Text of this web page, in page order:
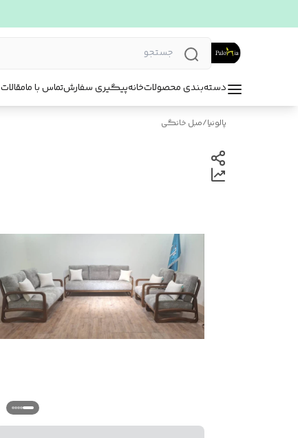
دسته‌بندی محصولاتخانهپیگیری سفارشتماس با مامقالات
پالونیا/مبل خانگی